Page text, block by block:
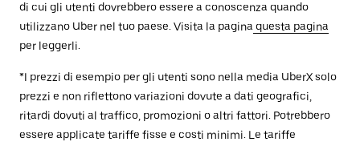
di cui gli utenti dovrebbero essere a conoscenza quando
utilizzano Uber nel tuo paese. Visita la paginaquesta pagina
per leggerli.
*I prezzi di esempio per gli utenti sono nella media UberX solo
prezzi e non riflettono variazioni dovute a dati geografici,
ritardi dovuti al traffico, promozioni o altri fattori. Potrebbero
essere applicate tariffe fisse e costi minimi. Le tariffe